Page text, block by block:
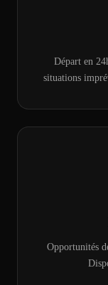
Départ en
situations
Opportunités